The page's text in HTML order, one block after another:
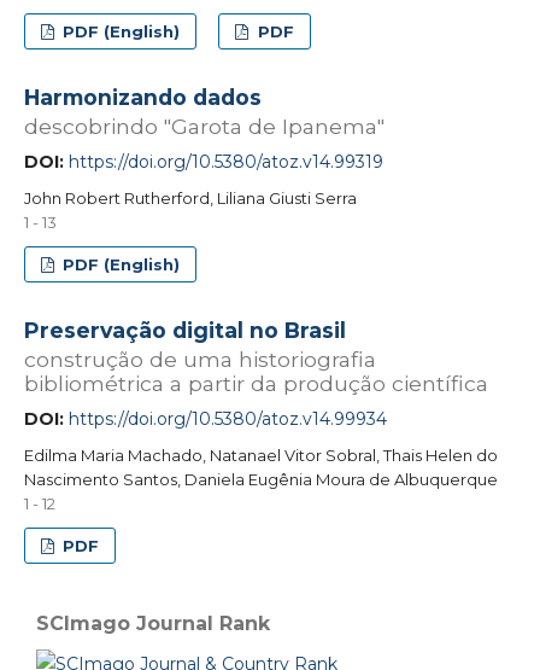
PDF (English) PDF
Harmonizando dados
descobrindo "Garota de Ipanema"
DOI: https://doi.org/10.5380/atoz.v14.99319
John Robert Rutherford, Liliana Giusti Serra
1 - 13
PDF (English)
Preservação digital no Brasil
construção de uma historiografia
bibliométrica a partir da produção científica
DOI: https://doi.org/10.5380/atoz.v14.99934
Edilma Maria Machado, Natanael Vitor Sobral, Thais Helen do
Nascimento Santos, Daniela Eugênia Moura de Albuquerque
1 - 12
PDF
SCImago Journal Rank